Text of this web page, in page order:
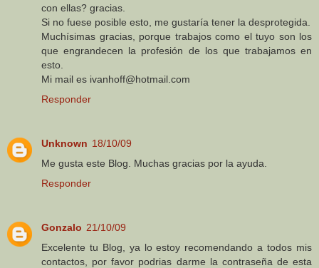
con ellas? gracias.
Si no fuese posible esto, me gustaría tener la desprotegida.
Muchísimas gracias, porque trabajos como el tuyo son los
que engrandecen la profesión de los que trabajamos en
esto.
Mi mail es ivanhoff@hotmail.com
Responder
Unknown 18/10/09
Me gusta este Blog. Muchas gracias por la ayuda.
Responder
Gonzalo 21/10/09
Excelente tu Blog, ya lo estoy recomendando a todos mis
contactos, por favor podrias darme la contraseña de esta